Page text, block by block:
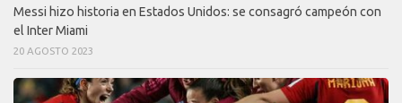
Messi hizo historia en Estados Unidos: se consagró campeón con
el Inter Miami
20 AGOSTO 2023